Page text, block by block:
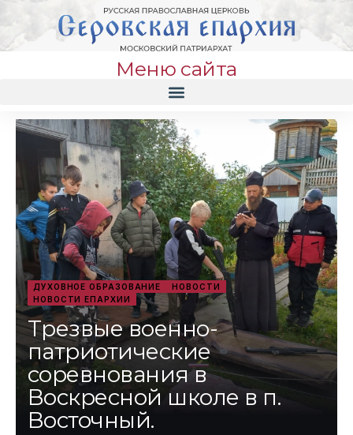
Меню сайта
ДУХОВНОЕ ОБРАЗОВАНИЕ
НОВОСТИ
НОВОСТИ ЕПАРХИИ
Трезвые военно-
патриотические
соревнования в
Воскресной школе в п.
Восточный.